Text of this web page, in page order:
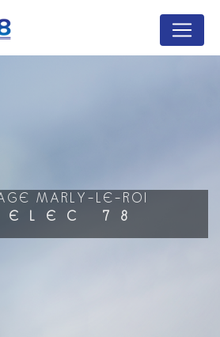
MARLY-LE-ROI
78